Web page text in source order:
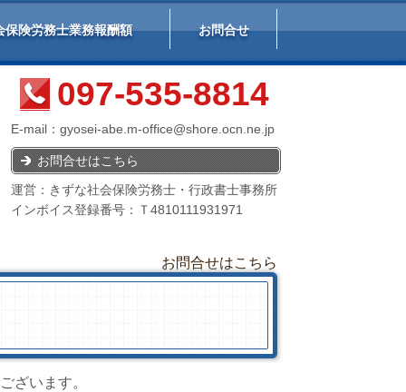
保険労務士業務報酬額 お問合せ
097-535-8814
E-mail： gyosei-abe.m-office@shore.ocn.ne.jp
お問合せはこちら
運営：きずな社会保険労務士・行政書士事務所
インボイス登録番号：Ｔ4810111931971
お問合せはこちら
ざいます。